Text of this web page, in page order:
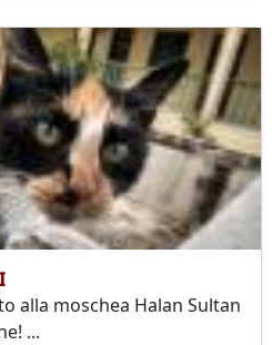
alla moschea Halan Sultan
...